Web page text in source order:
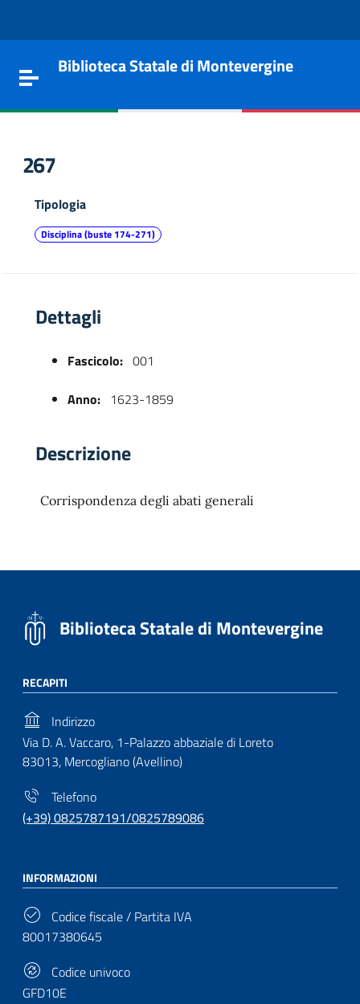
Toggle navigation
Biblioteca Statale di Montevergine
267
Tipologia
Disciplina (buste 174-271)
Dettagli
Fascicolo: 001
Anno: 1623-1859
Descrizione
Corrispondenza degli abati generali
Biblioteca Statale di Montevergine
RECAPITI
Indirizzo
Via D. A. Vaccaro, 1-Palazzo abbaziale di Loreto
83013, Mercogliano (Avellino)
Telefono
(+39) 0825787191/0825789086
INFORMAZIONI
Codice fiscale / Partita IVA
80017380645
Codice univoco
GFD10E